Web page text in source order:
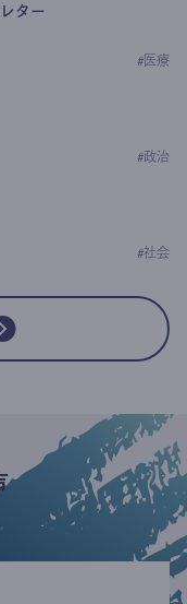
ター
# 医療
#政治
#社会